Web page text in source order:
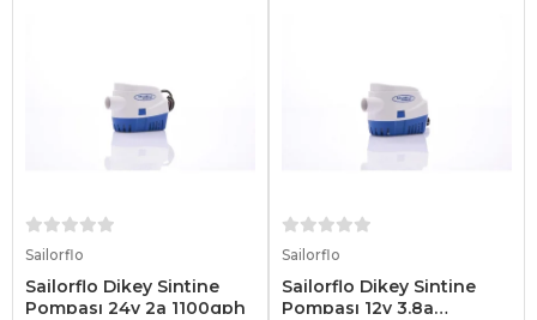
Sailorflo
Sailorflo Dikey Sintine
Pompası 24v 2a 1100gph
Sailorflo
Sailorflo Dikey Sintine
Pompası 12v 3.8a